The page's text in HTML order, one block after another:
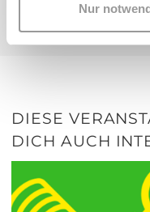
Nur
DIESE
DICH AUCH